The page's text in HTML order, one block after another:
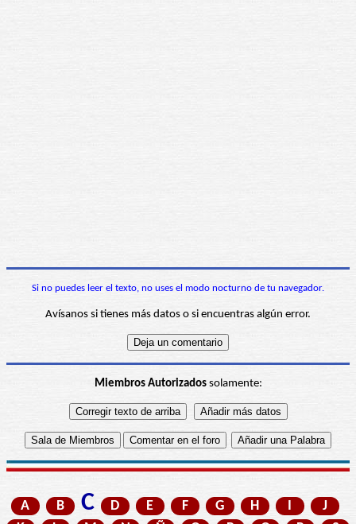
Si no puedes leer el texto, no uses el modo nocturno de tu navegador.
Avísanos si tienes más datos o si encuentras algún error.
Miembros Autorizadossolamente:
A B C D E F G H I
J